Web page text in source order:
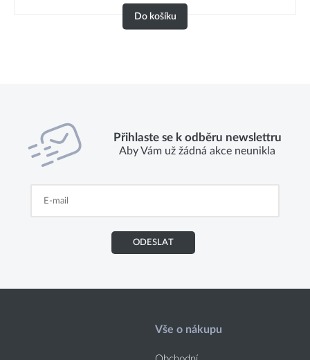
Do košíku
Přihlaste se k odběru newslettru
Aby Vám už žádná akce neunikla
ODESLAT
Vše o nákupu